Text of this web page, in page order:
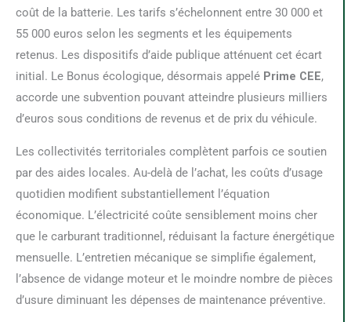
coût de la batterie. Les tarifs s’échelonnent entre 30 000 et
55 000 euros selon les segments et les équipements
retenus. Les dispositifs d’aide publique atténuent cet écart
initial. Le Bonus écologique, désormais appelé Prime CEE,
accorde une subvention pouvant atteindre plusieurs milliers
d’euros sous conditions de revenus et de prix du véhicule.
Les collectivités territoriales complètent parfois ce soutien
par des aides locales. Au-delà de l’achat, les coûts d’usage
quotidien modifient substantiellement l’équation
économique. L’électricité coûte sensiblement moins cher
que le carburant traditionnel, réduisant la facture énergétique
mensuelle. L’entretien mécanique se simplifie également,
l’absence de vidange moteur et le moindre nombre de pièces
d’usure diminuant les dépenses de maintenance préventive.